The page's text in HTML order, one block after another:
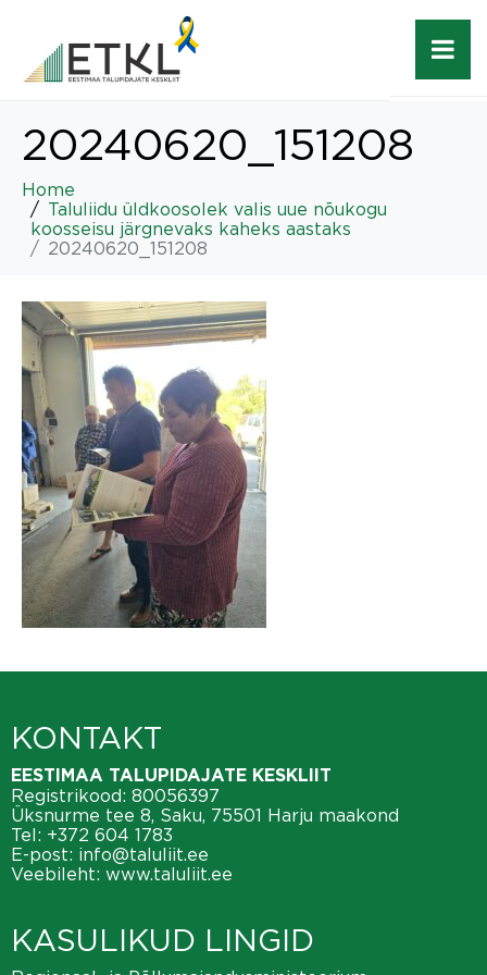
20240620_151208
Home
Taluliidu üldkoosolek valis uue nõukogu
koosseisu järgnevaks kaheks aastaks
20240620_151208
KONTAKT
EESTIMAA TALUPIDAJATE KESKLIIT
Registrikood: 80056397
Üksnurme tee 8, Saku, 75501 Harju maakond
Tel: +372 604 1783
E-post: info@taluliit.ee
Veebileht: www.taluliit.ee
KASULIKUD LINGID